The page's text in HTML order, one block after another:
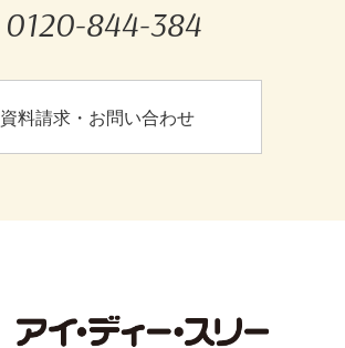
0120-844-384
資料請求・お問い合わせ